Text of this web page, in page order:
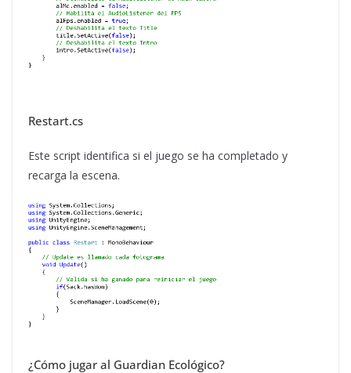
Restart.cs
Este script identifica si el juego se ha completado y
recarga la escena.
¿Cómo jugar al Guardian Ecológico?